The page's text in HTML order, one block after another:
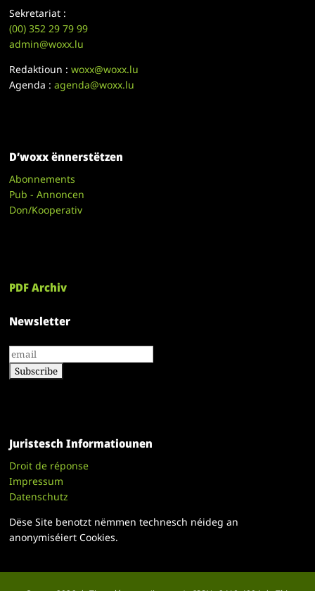
Sekretariat :
(00)352 29 79 99
admin@woxx.lu
Redaktioun :woxx@woxx.lu
Agenda :agenda@woxx.lu
D’woxx ënnerstëtzen
Abonnements
Pub - Annoncen
Don/Kooperativ
PDF Archiv
Newsletter
Juristesch Informatiounen
Droit de réponse
Impressum
Datenschutz
Dëse Site benotzt nëmmen technesch néideg an
anonymiséiert Cookies.